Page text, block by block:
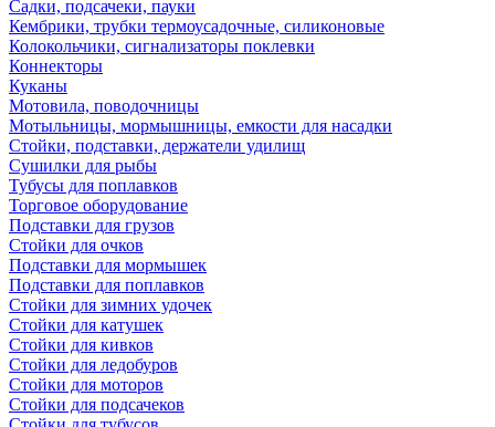
Садки, подсачеки, пауки
Кембрики, трубки термоусадочные, силиконовые
Колокольчики, сигнализаторы поклевки
Коннекторы
Куканы
Мотовила, поводочницы
Мотыльницы, мормышницы, емкости для насадки
Стойки, подставки, держатели удилищ
Сушилки для рыбы
Тубусы для поплавков
Торговое оборудование
Подставки для грузов
Стойки для очков
Подставки для мормышек
Подставки для поплавков
Стойки для зимних удочек
Стойки для катушек
Стойки для кивков
Стойки для ледобуров
Стойки для моторов
Стойки для подсачеков